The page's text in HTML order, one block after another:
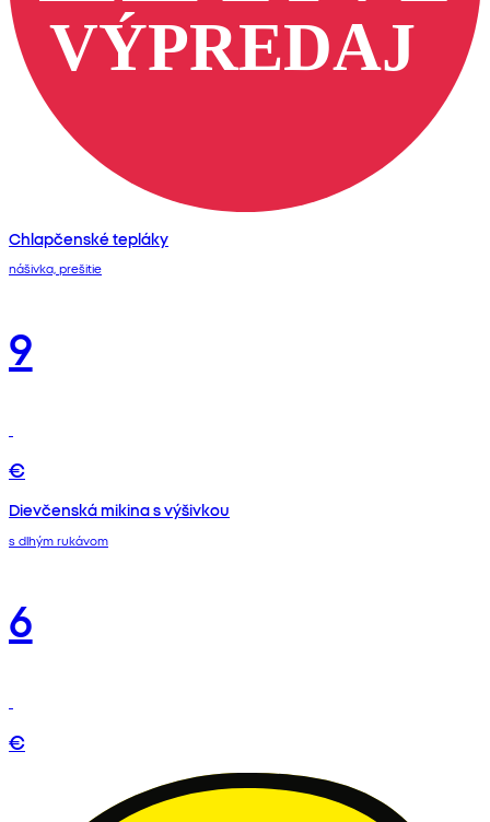
Chlapčenské tepláky
nášivka, prešitie
9
€
Dievčenská mikina s výšivkou
s dlhým rukávom
6
€